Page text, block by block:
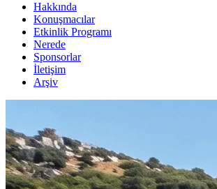
Hakkında
Konuşmacılar
Etkinlik Programı
Nerede
Sponsorlar
İletişim
Arşiv